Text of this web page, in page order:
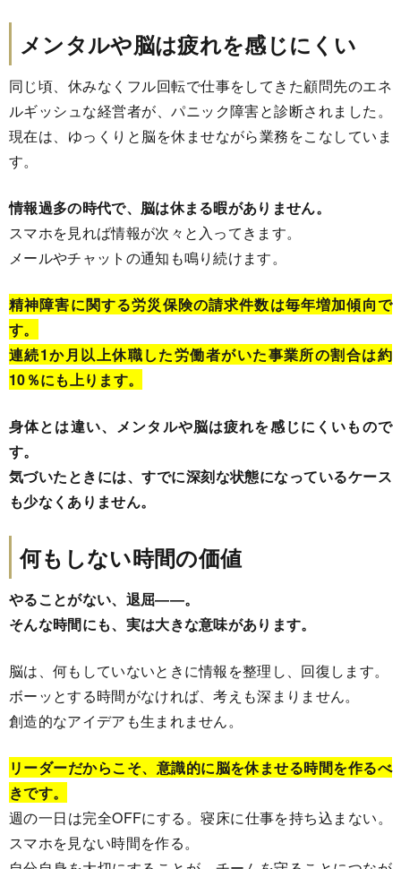
メンタルや脳は疲れを感じにくい
同じ頃、休みなくフル回転で仕事をしてきた顧問先のエネ
ルギッシュな経営者が、パニック障害と診断されました。
現在は、ゆっくりと脳を休ませながら業務をこなしていま
す。
情報過多の時代で、脳は休まる暇がありません。
スマホを見れば情報が次々と入ってきます。
メールやチャットの通知も鳴り続けます。
精神障害に関する労災保険の請求件数は毎年増加傾向で
す。
連続1か月以上休職した労働者がいた事業所の割合は約
10％にも上ります。
身体とは違い、メンタルや脳は疲れを感じにくいもので
す。
気づいたときには、すでに深刻な状態になっているケース
も少なくありません。
何もしない時間の価値
やることがない、退屈――。
そんな時間にも、実は大きな意味があります。
脳は、何もしていないときに情報を整理し、回復します。
ボーッとする時間がなければ、考えも深まりません。
創造的なアイデアも生まれません。
リーダーだからこそ、意識的に脳を休ませる時間を作るべ
きです。
週の一日は完全OFFにする。寝床に仕事を持ち込まない。
スマホを見ない時間を作る。